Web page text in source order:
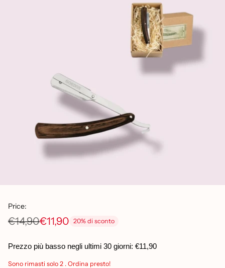
Price:
Prezzo
di
listino
€14,90€11,90 20% di sconto
Prezzo più basso negli ultimi 30 giorni: €11,90
Sono rimasti solo 2 . Ordina presto!